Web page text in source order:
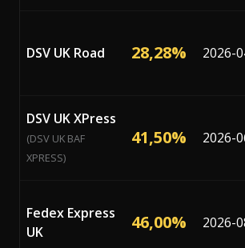
DSV UK Road 28,28% 2026-
DSV UK XPress
(DSV UK BAF
XPRESS)
41,50% 2026-
Fedex Express
UK
46,00% 2026-